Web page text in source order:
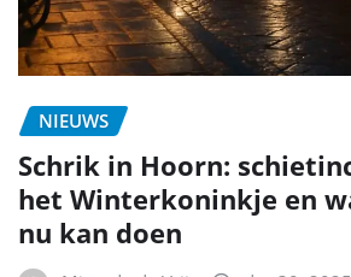
NIEUWS
Schrik in Hoorn:
het Winterkoninkje en
nu kan doen